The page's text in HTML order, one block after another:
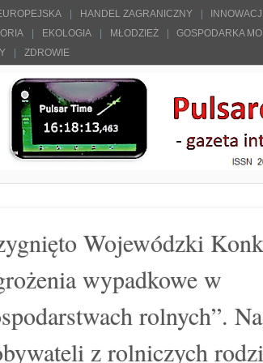
HANDEL ZAGRANICZNY
EKOLOGIA MŁODZIEŻ GOSPODARKA
ZDROWIE
Wojewódzki
wypadkowe w
rolnych”.
z rolniczych